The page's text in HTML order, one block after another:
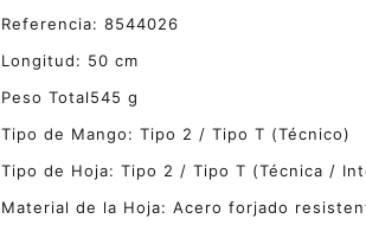
Referencia: 8544026
Longitud: 50 cm
Peso Total545 g
Tipo de Mango: Tipo 2 / Tipo T (Técnico)
Tipo de Hoja: Tipo 2 / Tipo T (Técnica /
Material de la Hoja: Acero forjado